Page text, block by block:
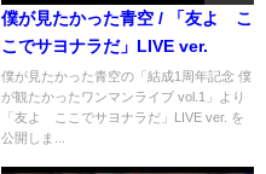
僕が見たかった青空 / 「友よ こ
こでサヨナラだ」LIVE ver.
僕が見たかった青空の「結成1周年記念 僕
が観たかったワンマンライブ vol.1」より
「友よ ここでサヨナラだ」LIVE ver. を
公開しま...